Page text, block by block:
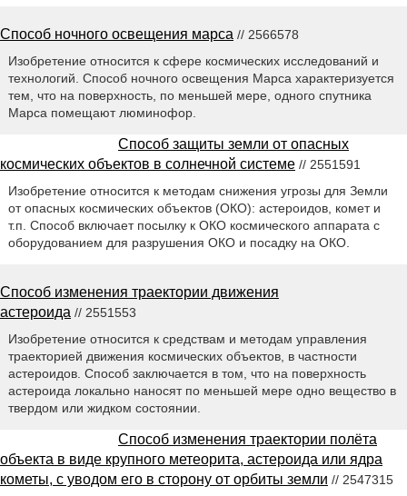
Способ ночного освещения марса // 2566578
Изобретение относится к сфере космических исследований и
технологий. Способ ночного освещения Марса характеризуется
тем, что на поверхность, по меньшей мере, одного спутника
Марса помещают люминофор.
Способ защиты земли от опасных
космических объектов в солнечной системе // 2551591
Изобретение относится к методам снижения угрозы для Земли
от опасных космических объектов (ОКО): астероидов, комет и
т.п. Способ включает посылку к ОКО космического аппарата с
оборудованием для разрушения ОКО и посадку на ОКО.
Способ изменения траектории движения
астероида // 2551553
Изобретение относится к средствам и методам управления
траекторией движения космических объектов, в частности
астероидов. Способ заключается в том, что на поверхность
астероида локально наносят по меньшей мере одно вещество в
твердом или жидком состоянии.
Способ изменения траектории полёта
объекта в виде крупного метеорита, астероида или ядра
кометы, с уводом его в сторону от орбиты земли // 2547315